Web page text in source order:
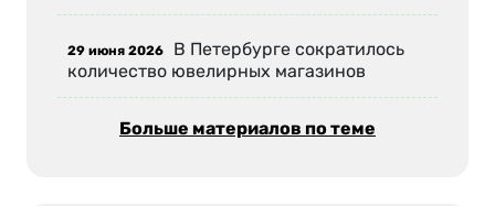
29 июня 2026 В Петербурге сократилось
количество ювелирных магазинов
Больше материалов по теме